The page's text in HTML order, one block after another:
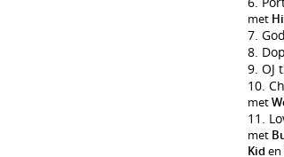
met
OJ
met
met
Kid en